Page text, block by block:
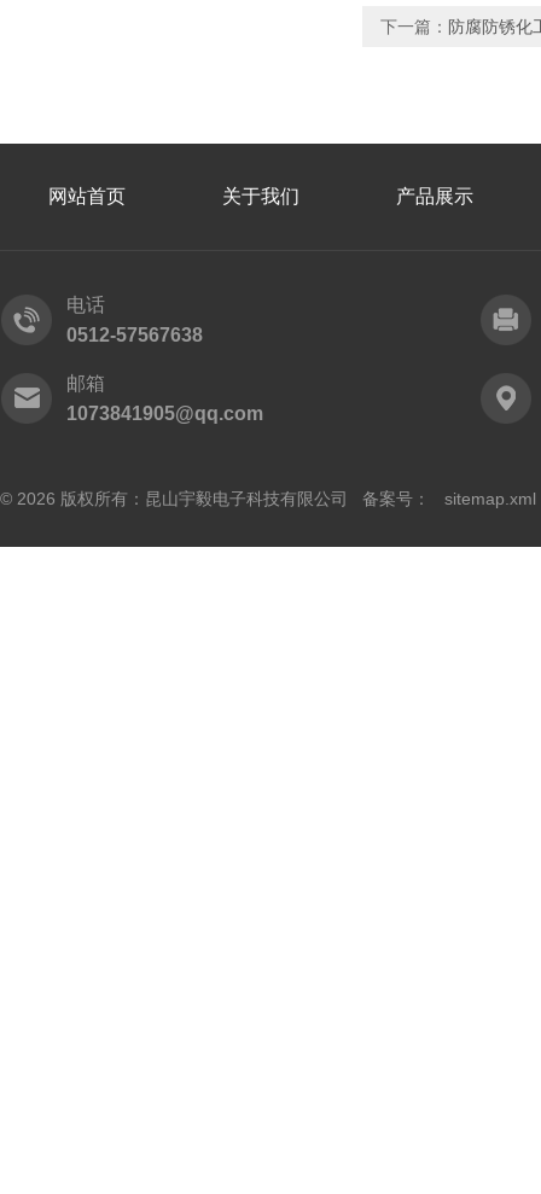
下一篇： 防腐防锈化
网站首页 关于我们 产品展示
电话
0512-57567638
邮箱
1073841905@qq.com
© 2026 版权所有：昆山宇毅电子科技有限公司 备案号： sitemap.xml